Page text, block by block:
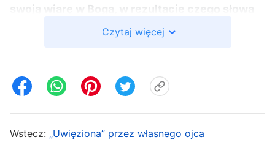
swoją wiarę w Boga, w rezultacie czego słowa
te wypełniają się w was, w tej grupie ludzi.
na nieprawdopodobne przeszkody, a wiele Jego
Czytaj więcej
Wstecz: „Uwięziona” przez własnego ojca